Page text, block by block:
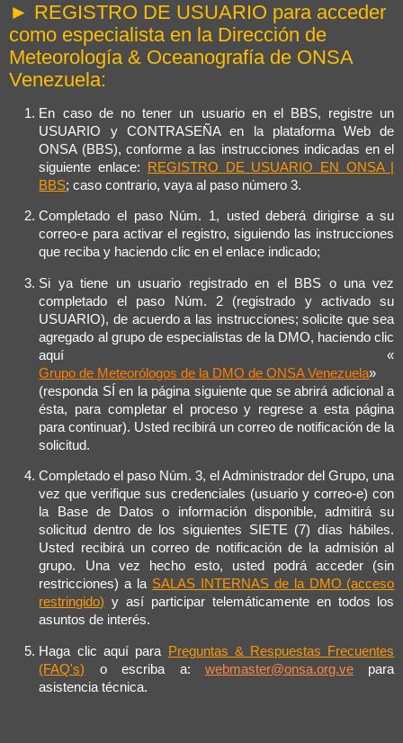
s
a
j
e
► REGISTRO DE USUARIO para acceder
como especialista en la Dirección de
Meteorología & Oceanografía de ONSA
Venezuela:
En caso de no tener un usuario en el BBS, registre un
USUARIO y CONTRASEÑA en la plataforma Web de
ONSA (BBS), conforme a las instrucciones indicadas en el
siguiente enlace: REGISTRO DE USUARIO EN ONSA |
BBS; caso contrario, vaya al paso número 3.
Completado el paso Núm. 1, usted deberá dirigirse a su
correo-e para activar el registro, siguiendo las instrucciones
que reciba y haciendo clic en el enlace indicado;
Si ya tiene un usuario registrado en el BBS o una vez
completado el paso Núm. 2 (registrado y activado su
USUARIO), de acuerdo a las instrucciones; solicite que sea
agregado al grupo de especialistas de la DMO, haciendo clic
aquí «
Grupo de Meteorólogos de la DMO de ONSA Venezuela»
(responda SÍ en la página siguiente que se abrirá adicional a
ésta, para completar el proceso y regrese a esta página
para continuar). Usted recibirá un correo de notificación de la
solicitud.
Completado el paso Núm. 3, el Administrador del Grupo, una
vez que verifique sus credenciales (usuario y correo-e) con
la Base de Datos o información disponible, admitirá su
solicitud dentro de los siguientes SIETE (7) días hábiles.
Usted recibirá un correo de notificación de la admisión al
grupo. Una vez hecho esto, usted podrá acceder (sin
restricciones) a la SALAS INTERNAS de la DMO (acceso
restringido) y así participar telemáticamente en todos los
asuntos de interés.
Haga clic aquí para
Preguntas & Respuestas Frecuentes
(FAQ's) o escriba a:webmaster@onsa.org.ve para
asistencia técnica.